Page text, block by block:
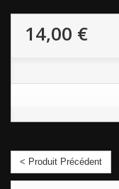
14,00 €
< Produit Précédent